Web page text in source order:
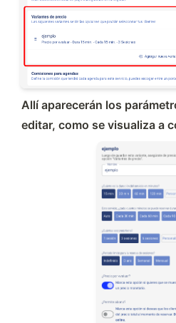
Allí aparecerán los
editar, como se visualiza a